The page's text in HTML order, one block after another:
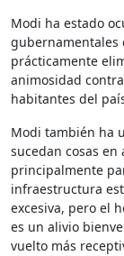
Modi ha estado
gubernamentales
prácticamente
animosidad
habitantes del
Modi también ha
sucedan cosas
principalmente
infraestructura
excesiva, pero el
es un alivio
vuelto más